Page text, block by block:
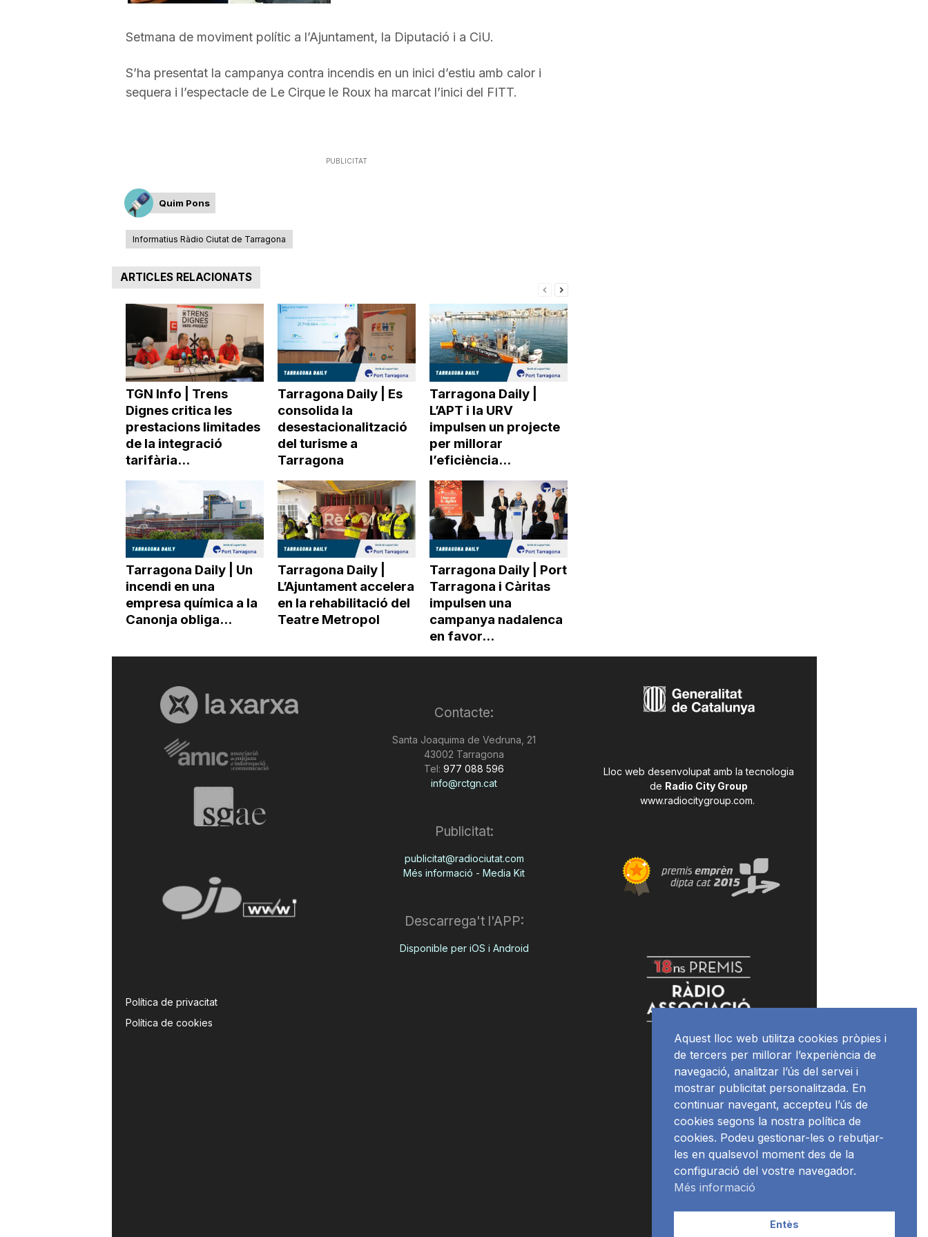
o
n
Setmana de moviment polític a l’Ajuntament, la Diputació i a CiU.
S’ha presentat la campanya contra incendis en un inici d’estiu amb calor i
sequera i l’espectacle de Le Cirque le Roux ha marcat l’inici del FITT.
PUBLICITAT
Quim Pons
Informatius Ràdio Ciutat de Tarragona
ARTICLES RELACIONATS
TGN Info | Trens
Dignes critica les
prestacions limitades
de la integració
tarifària...
Tarragona Daily | Es
consolida la
desestacionalització
del turisme a
Tarragona
Tarragona Daily |
L’APT i la URV
impulsen un projecte
per millorar
l’eficiència...
Tarragona Daily | Un
incendi en una
empresa química a la
Canonja obliga...
Tarragona Daily |
L’Ajuntament accelera
en la rehabilitació del
Teatre Metropol
Tarragona Daily | Port
Tarragona i Càritas
impulsen una
campanya nadalenca
en favor...
Política de privacitat
Política de cookies
Contacte:
Santa Joaquima de Vedruna, 21
43002 Tarragona
Tel: 977 088 596
info@rctgn.cat
Publicitat:
publicitat@radiociutat.com
Més informació - Media Kit
Descarrega't l'APP:
Disponible per iOS i Android
Lloc web desenvolupat amb la tecnologia
de Radio City Group
www.radiocitygroup.com.
Aquest lloc web utilitza cookies pròpies i
de tercers per millorar l’experiència de
navegació, analitzar l’ús del servei i
mostrar publicitat personalitzada. En
continuar navegant, accepteu l’ús de
cookies segons la nostra política de
cookies. Podeu gestionar-les o rebutjar-
les en qualsevol moment des de la
configuració del vostre navegador.
Més informació
Entès